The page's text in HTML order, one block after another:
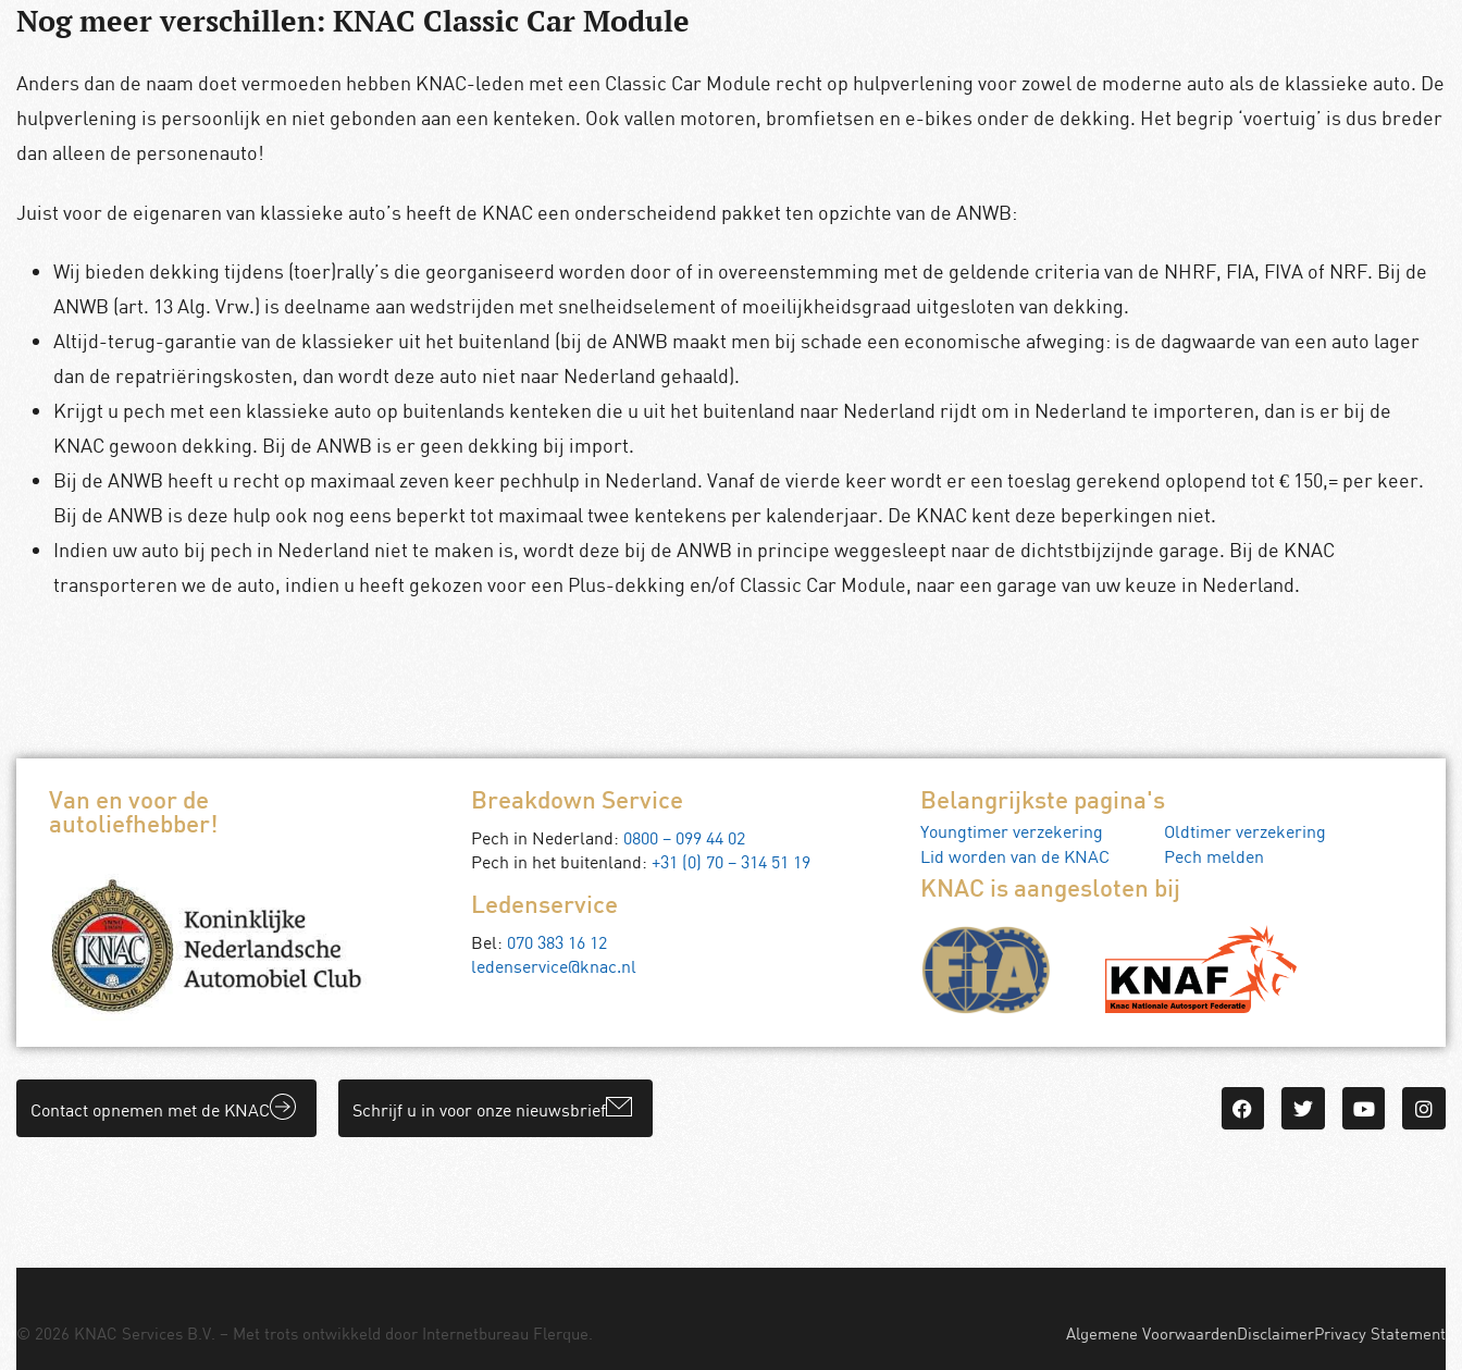
Nog meer verschillen: KNAC Classic Car Module
Anders dan de naam doet vermoeden hebben KNAC-leden met een Classic Car Module recht op hulpverlening voor zowel de moderne auto als de klassieke auto. De
hulpverlening is persoonlijk en niet gebonden aan een kenteken. Ook vallen motoren, bromfietsen en e-bikes onder de dekking. Het begrip ‘voertuig’ is dus breder
dan alleen de personenauto!
Juist voor de eigenaren van klassieke auto’s heeft de KNAC een onderscheidend pakket ten opzichte van de ANWB:
Wij bieden dekking tijdens (toer)rally’s die georganiseerd worden door of in overeenstemming met de geldende criteria van de NHRF, FIA, FIVA of NRF. Bij de
ANWB (art. 13 Alg. Vrw.) is deelname aan wedstrijden met snelheidselement of moeilijkheidsgraad uitgesloten van dekking.
Altijd-terug-garantie van de klassieker uit het buitenland (bij de ANWB maakt men bij schade een economische afweging: is de dagwaarde van een auto lager
dan de repatriëringskosten, dan wordt deze auto niet naar Nederland gehaald).
Krijgt u pech met een klassieke auto op buitenlands kenteken die u uit het buitenland naar Nederland rijdt om in Nederland te importeren, dan is er bij de
KNAC gewoon dekking. Bij de ANWB is er geen dekking bij import.
Bij de ANWB heeft u recht op maximaal zeven keer pechhulp in Nederland. Vanaf de vierde keer wordt er een toeslag gerekend oplopend tot € 150,= per keer.
Bij de ANWB is deze hulp ook nog eens beperkt tot maximaal twee kentekens per kalenderjaar. De KNAC kent deze beperkingen niet.
Indien uw auto bij pech in Nederland niet te maken is, wordt deze bij de ANWB in principe weggesleept naar de dichtstbijzijnde garage. Bij de KNAC
transporteren we de auto, indien u heeft gekozen voor een Plus-dekking en/of Classic Car Module, naar een garage van uw keuze in Nederland.
Van en voor de
autoliefhebber!
Breakdown Service
Pech in Nederland: 0800 – 099 44 02
Pech in het buitenland: +31 (0) 70 – 314 51 19
Ledenservice
Bel: 070 383 16 12
ledenservice@knac.nl
Belangrijkste pagina's
Youngtimer verzekering
Oldtimer verzekering
Lid worden van de KNAC
Pech melden
KNAC is aangesloten bij
Contact opnemen met de KNAC Schrijf u in voor onze nieuwsbrief
© 2026 KNAC Services B.V. – Met trots ontwikkeld door Internetbureau Flerque Algemene VoorwaardenDisclaimerPrivacy Statement